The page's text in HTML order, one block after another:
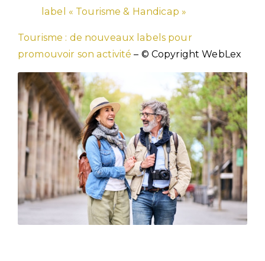
label « Tourisme & Handicap »
Tourisme : de nouveaux labels pour
promouvoir son activité – © Copyright WebLex